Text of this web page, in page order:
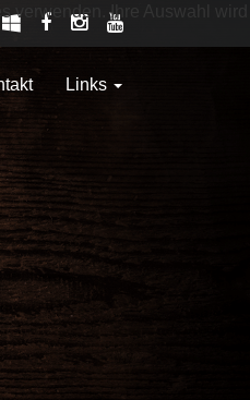
Links
verwenden. Ihre Auswahl wird